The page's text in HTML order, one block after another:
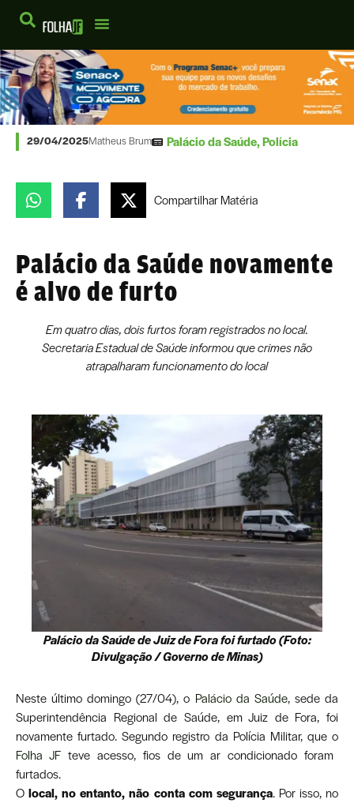
29/04/2025Matheus Brum Palácio da Saúde,Polícia
CompartilharMatéria
Palácio da Saúde novamente
é alvo de furto
Em quatro dias, dois furtos foram registrados no local.
Secretaria Estadual de Saúde informou que crimes não
atrapalharam funcionamento do local
Palácio da Saúde de Juiz de Fora foi furtado (Foto:
Divulgação / Governo de Minas)
Neste último domingo (27/04), o Palácio da Saúde, sede da
Superintendência Regional de Saúde, em Juiz de Fora, foi
novamente furtado. Segundo registro da Polícia Militar, que o
Folha JFteve acesso, fios de um ar condicionado foram
furtados.
Olocal, no entanto, não conta com segurança. Por isso, no